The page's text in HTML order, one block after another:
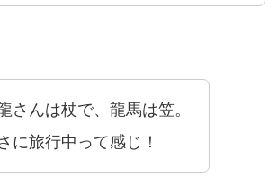
さんは杖で、龍馬は笠。
に旅行中って感じ！